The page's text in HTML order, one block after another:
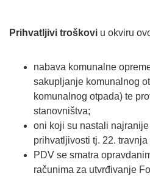
Prihvatljivi troškovi u okviru
nabava komunalne
sakupljanje komunalnog
komunalnog otpada) te
stanovništva;
oni koji su nastali
prihvatljivosti tj. 22.
PDV se smatra
računima za utvrđivanje